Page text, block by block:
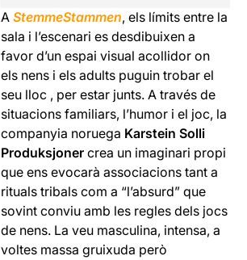
AStemmeStammen, els límits entre la
sala i l’escenari es desdibuixen a
favor d’un espai visual acollidor on
els nens i els adults puguin trobar el
seu lloc , per estar junts. A través de
situacions familiars, l’humor i el joc, la
companyia noruega Karstein Solli
Produksjonercrea un imaginari propi
que ens evocarà associacions tant a
rituals tribals com a “l’absurd” que
sovint conviu amb les regles dels jocs
de nens. La veu masculina, intensa, a
voltes massa gruixuda però